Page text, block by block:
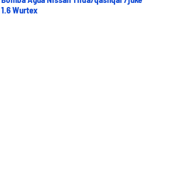
1.6 Wurtex